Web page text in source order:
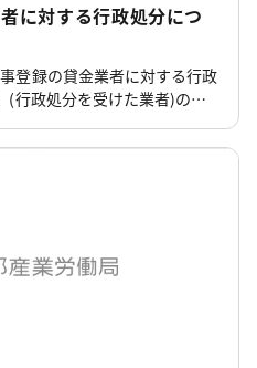
に対する行政処分につ
登録の貸金業者に対する行政
(行政処分を受けた業者)のペ